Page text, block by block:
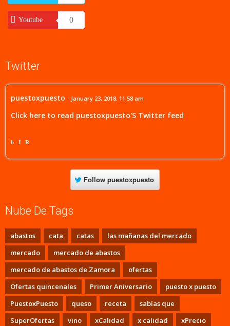
Youtube 0
Twitter
puestoxpuesto - January 23, 2018, 11:58 am
Click here to read puestoxpuesto'S Twitter feed
h J R
Follow puestoxpuesto
Nube De Tags
abastos cata catas
las mañanas del mercado
mercado
mercado de abastos
mercado de abastos de Zamora
ofertas
Ofertas quincenales
Primer Aniversario
puesto x puesto
PuestoxPuesto
queso receta
sabías que
SuperOfertas
vino xCalidad x calidad xPrecio